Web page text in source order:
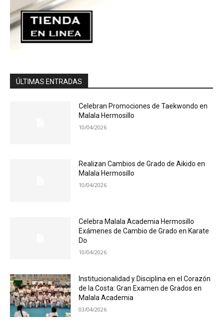
ÚLTIMAS ENTRADAS
Celebran Promociones de Taekwondo en
Malala Hermosillo
10/04/2026
Realizan Cambios de Grado de Aikido en
Malala Hermosillo
10/04/2026
Celebra Malala Academia Hermosillo
Exámenes de Cambio de Grado en Karate
Do
10/04/2026
Institucionalidad y Disciplina en el Corazón
de la Costa: Gran Examen de Grados en
Malala Academia
03/04/2026